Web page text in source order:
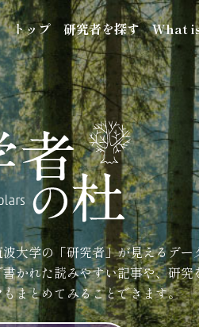
トップ 研究者を探す What
大学の「研究者」が見えるデー
かれた読みやすい記事や、研究
まとめてみることできます。